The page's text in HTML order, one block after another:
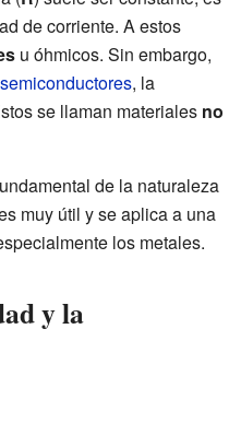
de corriente. A estos
u óhmicos. Sin embargo,
semiconductores, la
se llaman materiales no
de la naturaleza
muy útil y se aplica a una
los metales.
y la